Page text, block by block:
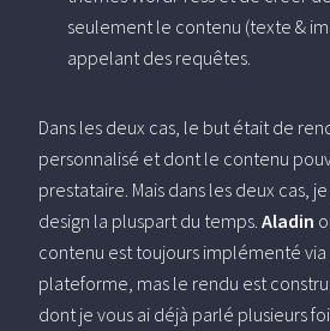
seulement le contenu (texte &
appelant des requêtes.
Dans les deux cas, le but était de
personnalisé et dont le contenu
prestataire. Mais dans les deux cas,
design la pluspart du temps. Aladin
contenu est toujours implémenté
plateforme, mas le rendu est
dont je vous ai déjà parlé plusieurs